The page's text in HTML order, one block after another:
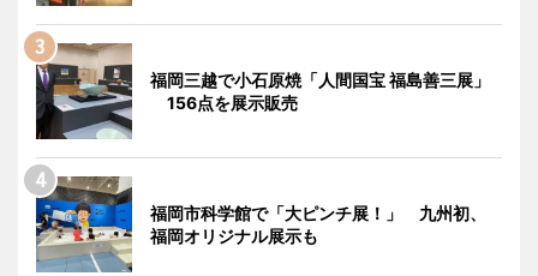
福岡三越で小石原焼「人間国宝 福島善三展」
156点を展示販売
福岡市科学館で「大ピンチ展！」 九州初、
福岡オリジナル展示も